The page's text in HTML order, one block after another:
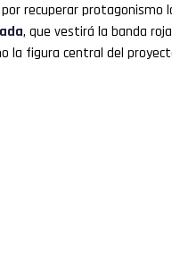
recuperar protagonismo
, que vestirá la banda
la figura central del